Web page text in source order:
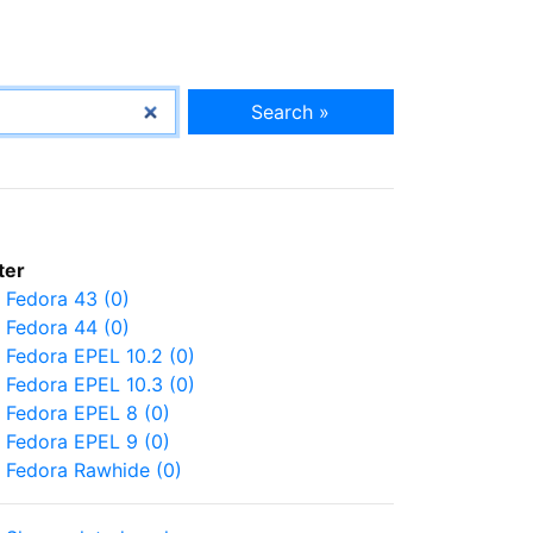
Search »
Fedora 43 (0)
Fedora 44 (0)
Fedora EPEL 10.2 (0)
Fedora EPEL 10.3 (0)
Fedora EPEL 8 (0)
Fedora EPEL 9 (0)
Fedora Rawhide (0)